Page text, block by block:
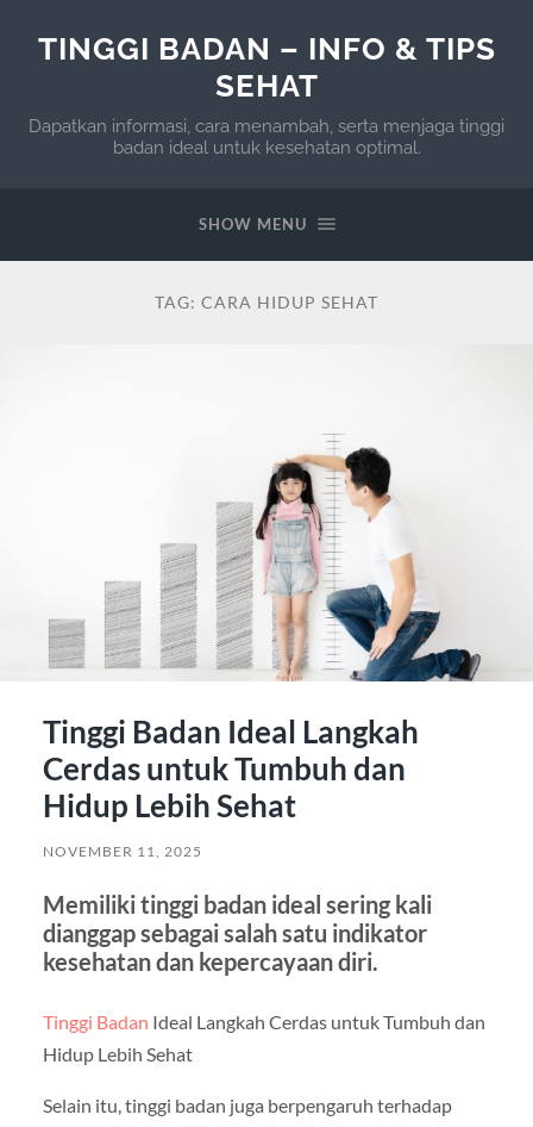
TINGGI BADAN – INFO & TIPS
SEHAT
Dapatkan informasi, cara menambah, serta menjaga tinggi
badan ideal untuk kesehatan optimal.
SHOW MENU
TAG: CARA HIDUP SEHAT
Tinggi Badan Ideal Langkah
Cerdas untuk Tumbuh dan
Hidup Lebih Sehat
NOVEMBER 11, 2025
Memiliki tinggi badan ideal sering kali
dianggap sebagai salah satu indikator
kesehatan dan kepercayaan diri.
Tinggi Badan Ideal Langkah Cerdas untuk Tumbuh dan
Hidup Lebih Sehat
Selain itu, tinggi badan juga berpengaruh terhadap